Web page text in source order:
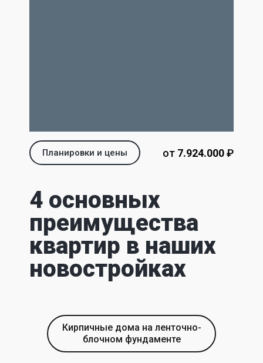
Планировки и цены от 7.924.000‬‬ ₽
4 основных
преимущества
квартир в наших
новостройках
Кирпичные дома на ленточно-
блочном фундаменте